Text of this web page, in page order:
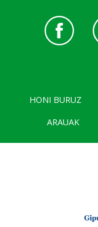
HONI BURUZ
ARAUAK